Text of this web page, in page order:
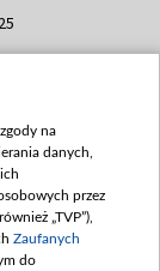
350 na
danych,
przez
„TVP”),
Zaufanych
do